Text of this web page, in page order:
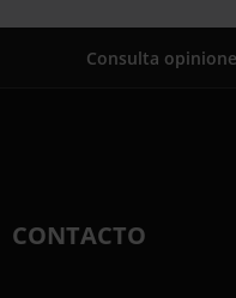
Consulta
CONTACTO